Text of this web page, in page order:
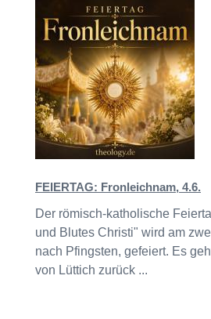
FEIERTAG: Fronleichnam, 4.6.
Der römisch-katholische
und Blutes Christi" wird am
nach Pfingsten, gefeiert. Es
von Lüttich zurück ...